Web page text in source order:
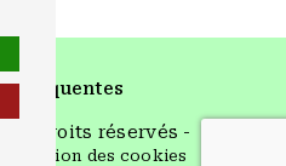
fréquentes
droits réservés -
Gestion des cookies